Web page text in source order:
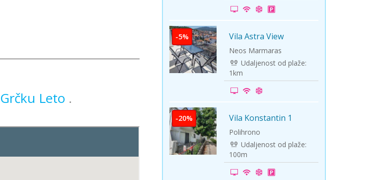
Grčku Leto .
-5% Vila Astra View
Neos Marmaras
Udaljenost od plaže:
1km
-20% Vila Konstantin 1
Polihrono
Udaljenost od plaže:
100m